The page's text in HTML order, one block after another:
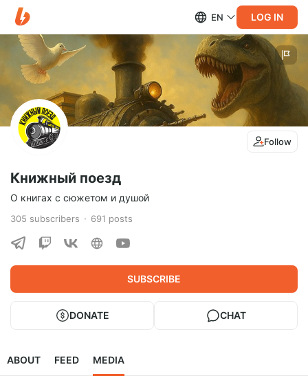
EN LOG IN
Follow
Книжный поезд
О книгах с сюжетом и душой
305 subscribers 691 posts
SUBSCRIBE
DONATE CHAT
ABOUT FEED MEDIA